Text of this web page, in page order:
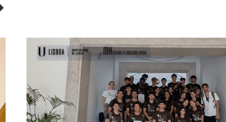
more...